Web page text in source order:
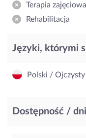
Terapia zajęciowa
Rehabilitacja
Języki, którymi
Polski / Ojczysty
Dostępność /